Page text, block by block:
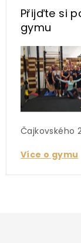
Přijďte si
gymu
Čajkovského
Více o gymu